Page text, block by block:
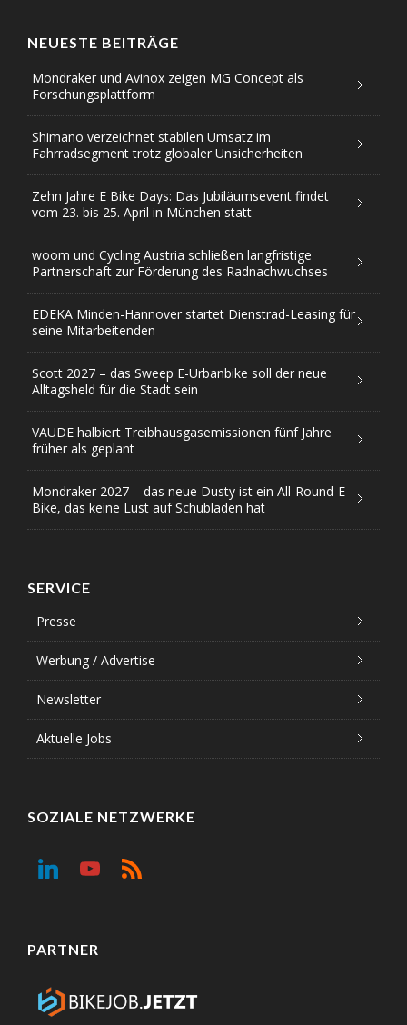
NEUESTE BEITRÄGE
Mondraker und Avinox zeigen MG Concept als
Forschungsplattform
Shimano verzeichnet stabilen Umsatz im
Fahrradsegment trotz globaler Unsicherheiten
Zehn Jahre E Bike Days: Das Jubiläumsevent findet
vom 23. bis 25. April in München statt
woom und Cycling Austria schließen langfristige
Partnerschaft zur Förderung des Radnachwuchses
EDEKA Minden-Hannover startet Dienstrad-Leasing für
seine Mitarbeitenden
Scott 2027 – das Sweep E-Urbanbike soll der neue
Alltagsheld für die Stadt sein
VAUDE halbiert Treibhausgasemissionen fünf Jahre
früher als geplant
Mondraker 2027 – das neue Dusty ist ein All-Round-E-
Bike, das keine Lust auf Schubladen hat
SERVICE
Presse
Werbung / Advertise
Newsletter
Aktuelle Jobs
SOZIALE NETZWERKE
PARTNER